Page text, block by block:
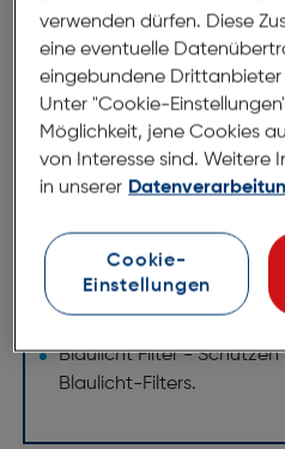
Emporia
Smart 4
Strapazierfähig - Die
garantiert bestmöglichen
Echtglas mit einer
und bietet so besten
und Schmutz.
Einfache Montage -
aufzubringen dank
Blaulicht Filter - Schützen
Blaulicht-Filters.
verwenden dürfen. Diese
eine eventuelle
eingebundene Drittanbieter
Unter "Cookie-
Möglichkeit, jene Cookies
von Interesse sind. Weitere
in unserer
Cookie-
Einstellungen